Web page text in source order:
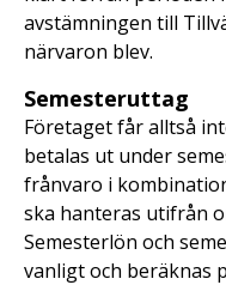
avstämningen till
närvaron blev.
Semesteruttag
Företaget får alltså
betalas ut under
frånvaro i
ska hanteras utifrån
Semesterlön och
vanligt och beräknas